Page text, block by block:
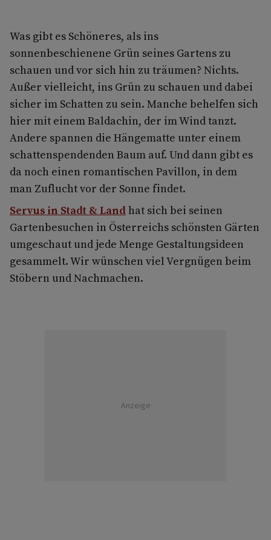
Was gibt es Schöneres, als ins
sonnenbeschienene Grün seines Gartens zu
schauen und vor sich hin zu träumen? Nichts.
Außer vielleicht, ins Grün zu schauen und dabei
sicher im Schatten zu sein. Manche behelfen sich
hier mit einem Baldachin, der im Wind tanzt.
Andere spannen die Hängematte unter einem
schattenspendenden Baum auf. Und dann gibt es
da noch einen romantischen Pavillon, in dem
man Zuflucht vor der Sonne findet.
Servus in Stadt & Landhat sich bei seinen
Gartenbesuchen in Österreichs schönsten Gärten
umgeschaut und jede Menge Gestaltungsideen
gesammelt. Wir wünschen viel Vergnügen beim
Stöbern und Nachmachen.
Anzeige